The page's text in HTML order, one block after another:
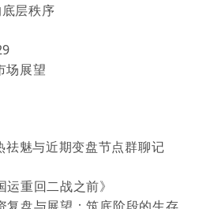
层秩序
场展望
祛魅与近期变盘节点群聊记
运重回二战之前》